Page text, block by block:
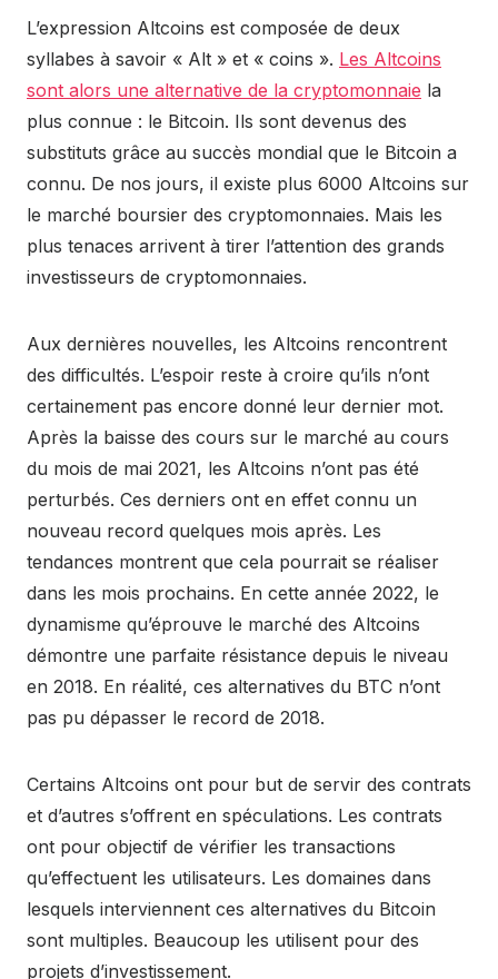
L’expression Altcoins est composée de deux
syllabes à savoir « Alt » et « coins ». Les Altcoins
sont alors une alternative de la cryptomonnaie la
plus connue : le Bitcoin. Ils sont devenus des
substituts grâce au succès mondial que le Bitcoin a
connu. De nos jours, il existe plus 6000 Altcoins sur
le marché boursier des cryptomonnaies. Mais les
plus tenaces arrivent à tirer l’attention des grands
investisseurs de cryptomonnaies.
Aux dernières nouvelles, les Altcoins rencontrent
des difficultés. L’espoir reste à croire qu’ils n’ont
certainement pas encore donné leur dernier mot.
Après la baisse des cours sur le marché au cours
du mois de mai 2021, les Altcoins n’ont pas été
perturbés. Ces derniers ont en effet connu un
nouveau record quelques mois après. Les
tendances montrent que cela pourrait se réaliser
dans les mois prochains. En cette année 2022, le
dynamisme qu’éprouve le marché des Altcoins
démontre une parfaite résistance depuis le niveau
en 2018. En réalité, ces alternatives du BTC n’ont
pas pu dépasser le record de 2018.
Certains Altcoins ont pour but de servir des contrats
et d’autres s’offrent en spéculations. Les contrats
ont pour objectif de vérifier les transactions
qu’effectuent les utilisateurs. Les domaines dans
lesquels interviennent ces alternatives du Bitcoin
sont multiples. Beaucoup les utilisent pour des
projets d’investissement.